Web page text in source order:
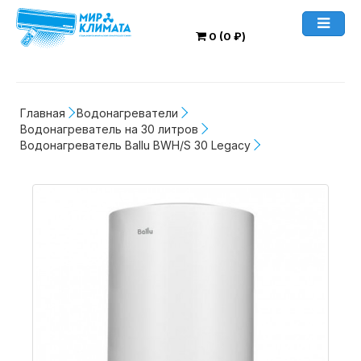
0 (0 ₽)
Главная
Водонагреватели
Водонагреватель на 30 литров
Водонагреватель Ballu BWH/S 30 Legacy